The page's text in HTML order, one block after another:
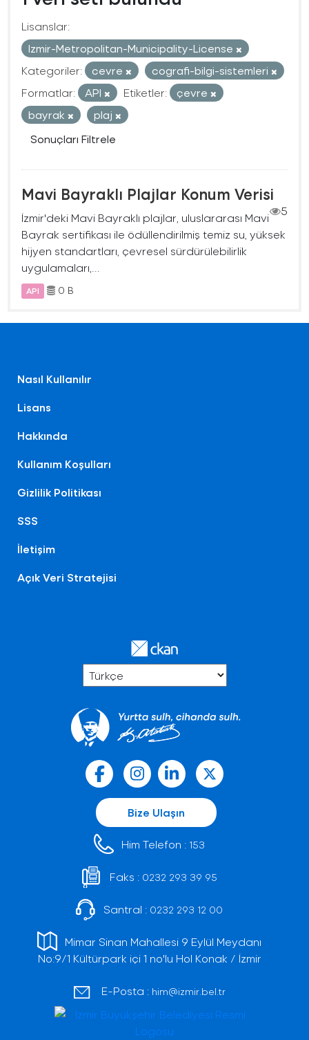
Lisanslar:
Izmir-Metropolitan-Municipality-License
Kategoriler:
cevre
cografi-bilgi-sistemleri
Formatlar:
API Etiketler:
çevre
bayrak
plaj
Sonuçları Filtrele
Mavi Bayraklı Plajlar Konum Verisi
5
İzmir'deki Mavi Bayraklı plajlar, uluslararası Mavi
Bayrak sertifikası ile ödüllendirilmiş temiz su, yüksek
hijyen standartları, çevresel sürdürülebilirlik
uygulamaları,...
API 0 B
Nasıl Kullanılır
Lisans
Hakkında
Kullanım Koşulları
Gizlilik Politikası
SSS
İletişim
Açık Veri Stratejisi
Bize Ulaşın
Him Telefon : 153
Faks : 0232 293 39 95
Santral : 0232 293 12 00
Mimar Sinan Mahallesi 9 Eylül Meydanı
No:9/1 Kültürpark içi 1 no'lu Hol Konak / İzmir
E-Posta : him@izmir.bel.tr